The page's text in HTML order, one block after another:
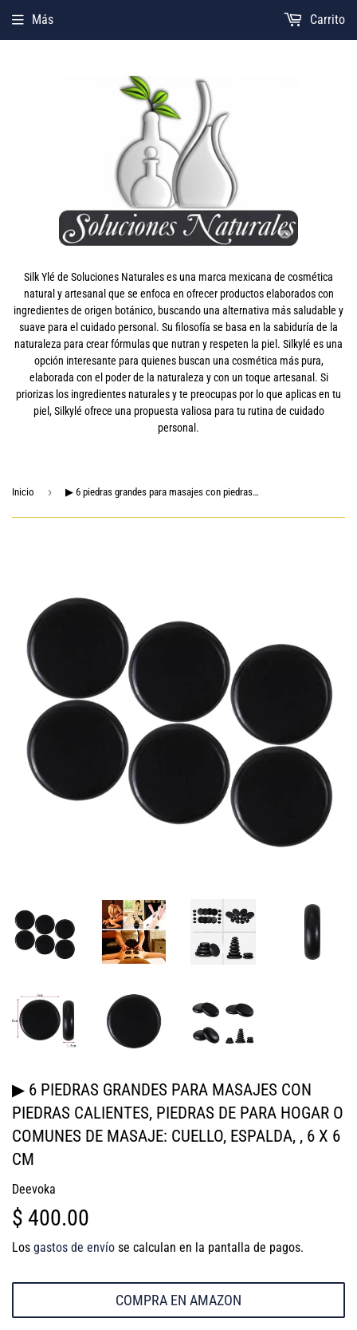
Silk Ylé de Soluciones Naturales es una marca mexicana de cosmética
natural y artesanal que se enfoca en ofrecer productos elaborados con
ingredientes de origen botánico, buscando una alternativa más saludable y
suave para el cuidado personal. Su filosofía se basa en la sabiduría de la
naturaleza para crear fórmulas que nutran y respeten la piel. Silkylé es una
opción interesante para quienes buscan una cosmética más pura,
elaborada con el poder de la naturaleza y con un toque artesanal. Si
priorizas los ingredientes naturales y te preocupas por lo que aplicas en tu
piel, Silkylé ofrece una propuesta valiosa para tu rutina de cuidado
personal.
Más Carrito
Inicio › ▶ 6 piedras grandes para masajes con piedras calientes, piedras de para hogar o comunes de masaje: cuello, espalda, , 6 x 6 cm
▶ 6 PIEDRAS GRANDES PARA MASAJES CON
PIEDRAS CALIENTES, PIEDRAS DE PARA HOGAR O
COMUNES DE MASAJE: CUELLO, ESPALDA, , 6 X 6
CM
Deevoka
$ 400.00
400.00
Los gastos de envío se calculan en la pantalla de pagos.
COMPRA EN AMAZON